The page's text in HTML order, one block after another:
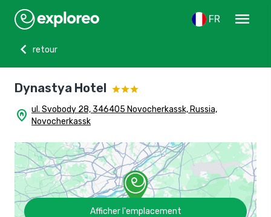
FR
menu
chevron_left
retour
Dynastya Hotel
home_pin ul. Svobody 28, 346405 Novocherkassk, Russia,
Novocherkassk
Afficher l'emplacement